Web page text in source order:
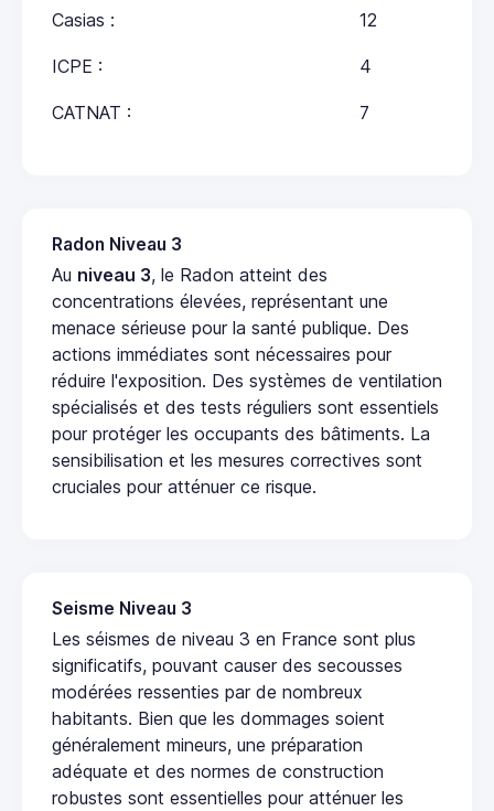
Casias : 12
ICPE : 4
CATNAT : 7
Radon Niveau 3
Au niveau 3, le Radon atteint des
concentrations élevées, représentant une
menace sérieuse pour la santé publique. Des
actions immédiates sont nécessaires pour
réduire l'exposition. Des systèmes de ventilation
spécialisés et des tests réguliers sont essentiels
pour protéger les occupants des bâtiments. La
sensibilisation et les mesures correctives sont
cruciales pour atténuer ce risque.
Seisme Niveau 3
Les séismes de niveau 3 en France sont plus
significatifs, pouvant causer des secousses
modérées ressenties par de nombreux
habitants. Bien que les dommages soient
généralement mineurs, une préparation
adéquate et des normes de construction
robustes sont essentielles pour atténuer les